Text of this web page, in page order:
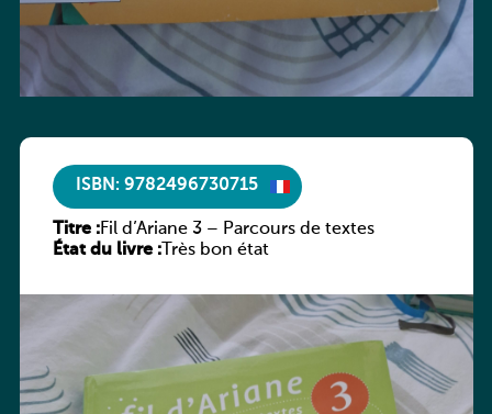
ISBN: 9782496730715
Titre :Fil d’Ariane 3 – Parcours de textes
État du livre :Très bon état